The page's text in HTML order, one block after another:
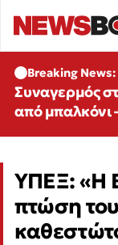
Breaking News:
Συναγερμός
από μπαλκόνι
ΥΠΕΞ: «Η
πτώση